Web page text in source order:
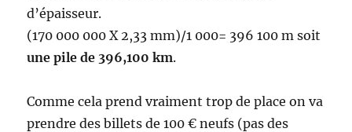
d’épaisseur.
(170 000 000 X 2,33 mm)/1 000= 396 100 m soit
une pile de 396,100 km.
Comme cela prend vraiment trop de place on va
prendre des billets de 100 € neufs (pas des